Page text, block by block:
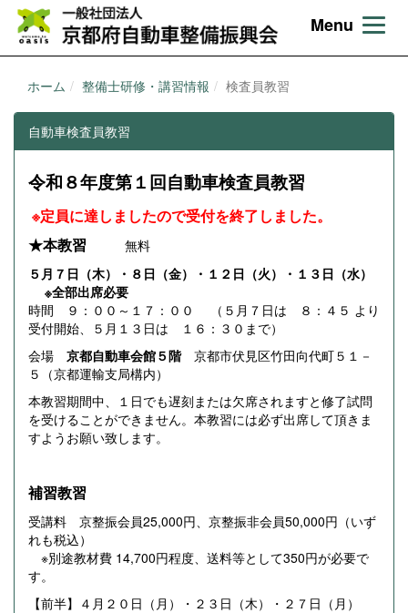
Menu
ホーム 整備士研修・講習情報 検査員教習
自動車検査員教習
令和８年度第１回自動車検査員教習
※定員に達しましたので受付を終了しました。
★本教習 無料
５月７日（木）・８日（金）・１２日（火）・１３日（水）
※全部出席必要
時間 ９：００～１７：００ （５月７日は ８：４５ より
受付開始、５月１３日は １６：３０まで）
会場 京都自動車会館５階京都市伏見区竹田向代町５１－
５（京都運輸支局構内）
本教習期間中、１日でも遅刻または欠席されますと修了試問
を受けることができません。本教習には必ず出席して頂きま
すようお願い致します。
補習教習
受講料 京整振会員25,000円、京整振非会員50,000円（いず
れも税込）
※別途教材費 14,700円程度、送料等として350円が必要で
す。
【前半】４月２０日（月）・２３日（木）・２７日（月）